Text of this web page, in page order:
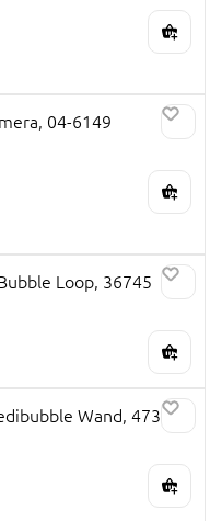
04-6149
Loop, 36745
Wand, 473ml,